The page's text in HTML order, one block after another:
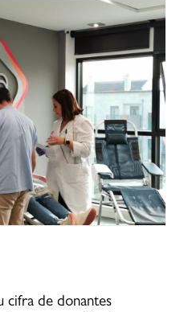
cifra de donantes